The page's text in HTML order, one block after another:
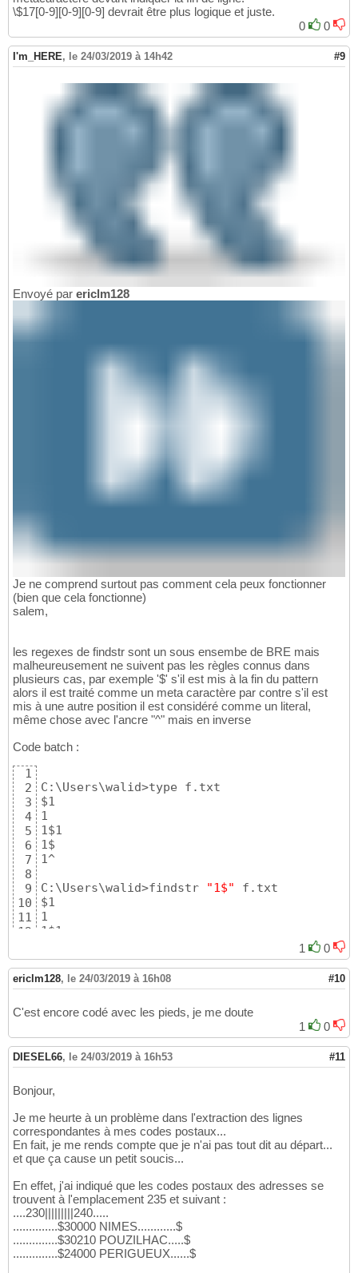
\$17[0-9][0-9][0-9] devrait être plus logique et juste.
0
0
I'm_HERE, le 24/03/2019 à 14h42 #9
Envoyé par ericlm128
Je ne comprend surtout pas comment cela peux fonctionner
(bien que cela fonctionne)
salem,
les regexes de findstr sont un sous ensembe de BRE mais
malheureusement ne suivent pas les règles connus dans
plusieurs cas, par exemple '$' s'il est mis à la fin du pattern
alors il est traité comme un meta caractère par contre s'il est
mis à une autre position il est considéré comme un literal,
même chose avec l'ancre "^" mais en inverse
Code batch :
1
2
3
4
5
6
7
8
9
10
11
12
14
15
16
18
20
21
23
25
C:\Users\walid>type f.txt
$1
1
1$1
1$
1^
C:\Users\walid>findstr
"1$"
f.txt
$1
1
1$1
C:\Users\walid>findstr "$1" f.txt
$1
1$1
C:\Users\walid>findstr "^1" f.txt
1$1
1$
1^
1 0
ericlm128, le 24/03/2019 à 16h08 #10
C'est encore codé avec les pieds, je me doute
1
0
DIESEL66, le 24/03/2019 à 16h53 #11
Bonjour,
Je me heurte à un problème dans l'extraction des lignes
correspondantes à mes codes postaux...
En fait, je me rends compte que je n'ai pas tout dit au départ...
et que ça cause un petit soucis...
En effet, j'ai indiqué que les codes postaux des adresses se
trouvent à l'emplacement 235 et suivant :
....230|||||||||240.....
..............$30000 NIMES............$
..............$30210 POUZILHAC.....$
..............$24000 PERIGUEUX......$